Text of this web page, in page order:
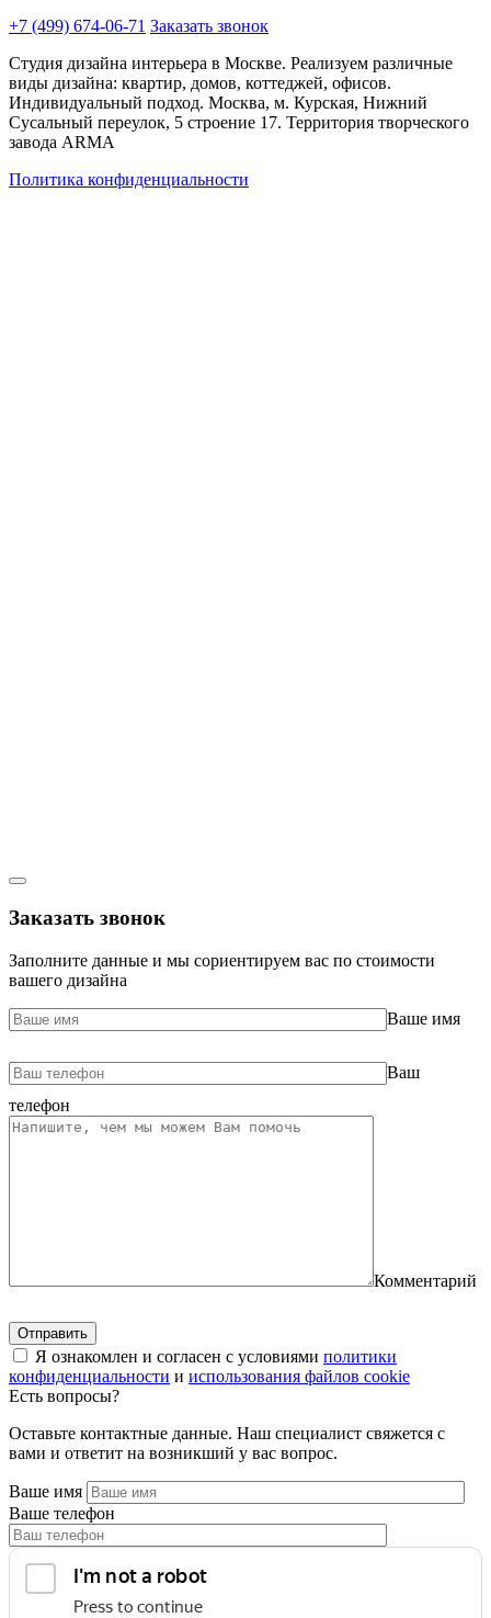
+7 (499) 674-06-71 Заказать звонок
Студия дизайна интерьера в Москве. Реализуем различные
виды дизайна: квартир, домов, коттеджей, офисов.
Индивидуальный подход. Москва, м. Курская, Нижний
Сусальный переулок, 5 строение 17. Территория творческого
завода ARMA
Политика конфиденциальности
Заказать звонок
Заполните данные и мы сориентируем вас по стоимости
вашего дизайна
Ваше имя
Ваш
телефон
Комментарий
Я ознакомлен и согласен с условиями политики
конфиденциальности и использования файлов cookie
Есть вопросы?
Оставьте контактные данные. Наш специалист свяжется с
вами и ответит на возникший у вас вопрос.
Ваше имя
Ваше телефон